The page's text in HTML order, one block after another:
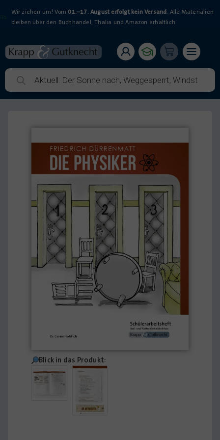
Wir ziehen um! Vom 01.–17. August erfolgt kein Versand. Alle Materialien
bleiben über den Buchhandel, Thalia und Amazon erhältlich.
Blick in das Produkt: